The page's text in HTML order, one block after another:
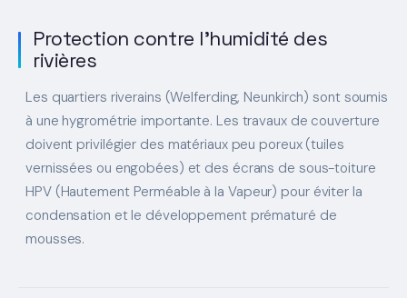
Protection contre l'humidité des
rivières
Les quartiers riverains (Welferding, Neunkirch) sont soumis
à une hygrométrie importante. Les travaux de couverture
doivent privilégier des matériaux peu poreux (tuiles
vernissées ou engobées) et des écrans de sous-toiture
HPV (Hautement Perméable à la Vapeur) pour éviter la
condensation et le développement prématuré de
mousses.